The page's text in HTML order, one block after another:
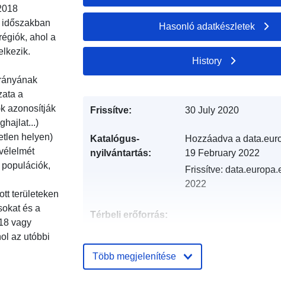
ahol a
a
azonosítják
helyen)
területeken
és a
vagy
az utóbbi
Hasonló adatkészletek
History
Frissítve: 30 July 2020
Katalógus-
nyilvántartás:
Hozzáadva a
19 February 2022
Frissítve:
2022
Térbeli erőforrás:
Azonosítók:
http://catalogue.geo-
ide.developpement-
durable.gouv.fr/service/
Több megjelenítése